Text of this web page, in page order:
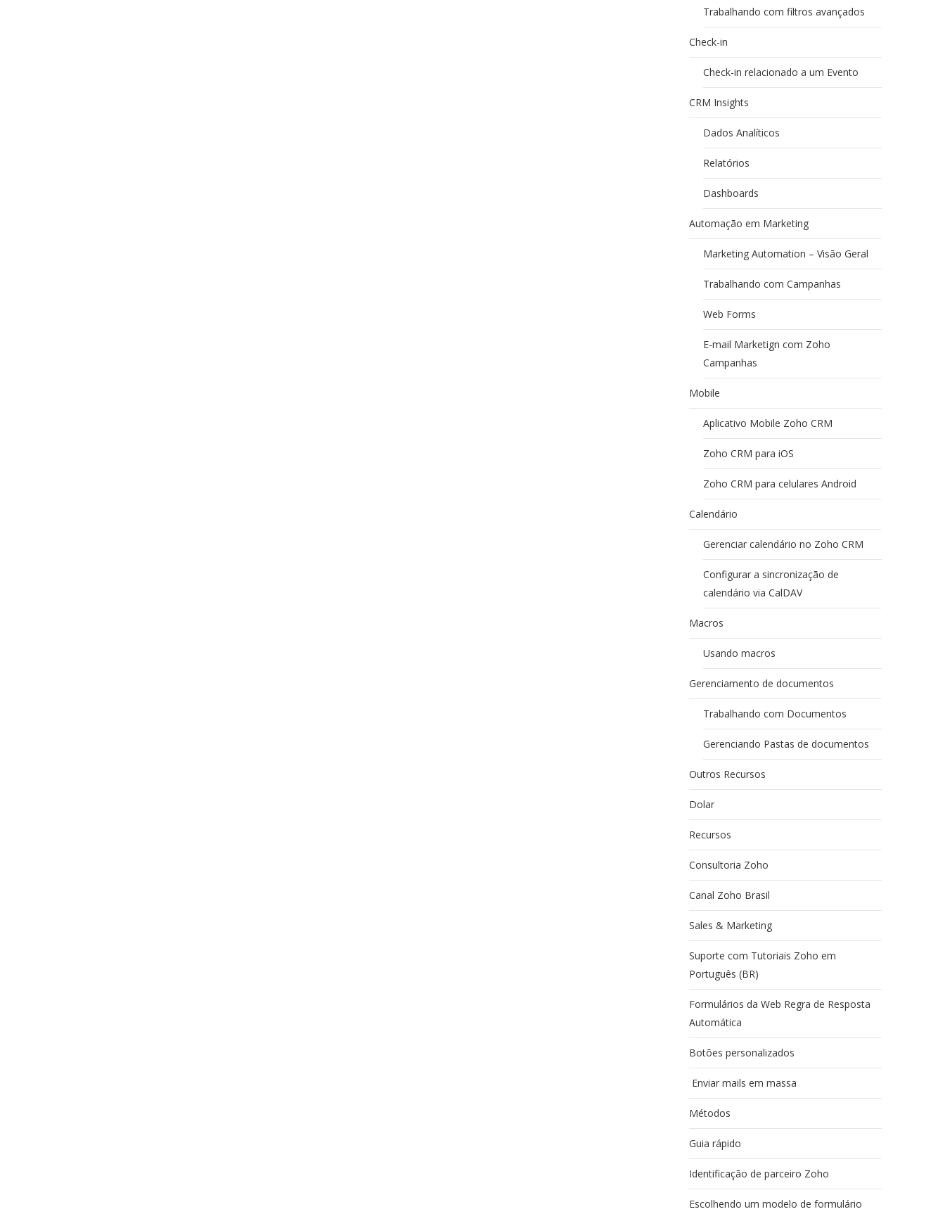
Trabalhando com filtros avançados
Check-in
Check-in relacionado a um Evento
CRM Insights
Dados Analíticos
Relatórios
Dashboards
Automação em Marketing
Marketing Automation – Visão Geral
Trabalhando com Campanhas
Web Forms
E-mail Marketign com Zoho
Campanhas
Mobile
Aplicativo Mobile Zoho CRM
Zoho CRM para iOS
Zoho CRM para celulares Android
Calendário
Gerenciar calendário no Zoho CRM
Configurar a sincronização de
calendário via CalDAV
Macros
Usando macros
Gerenciamento de documentos
Trabalhando com Documentos
Gerenciando Pastas de documentos
Outros Recursos
Dolar
Recursos
Consultoria Zoho
Canal Zoho Brasil
Sales & Marketing
Suporte com Tutoriais Zoho em
Português (BR)
Formulários da Web Regra de Resposta
Automática
Botões personalizados
Enviar mails em massa
Métodos
Guia rápido
Identificação de parceiro Zoho
Escolhendo um modelo de formulário